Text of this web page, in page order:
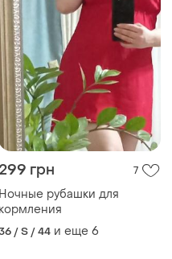
299 грн 7
Ночные рубашки для
кормления
/ S / 44 и еще 6